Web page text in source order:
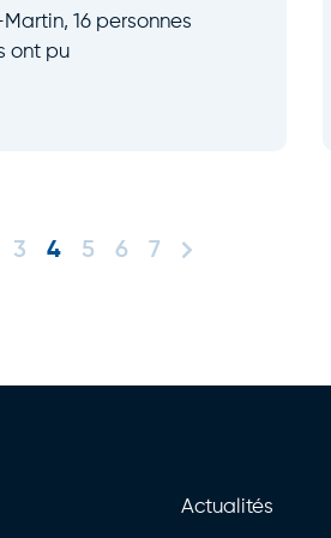
16 personnes
ont pu
3 4 5 6 7
Actualités